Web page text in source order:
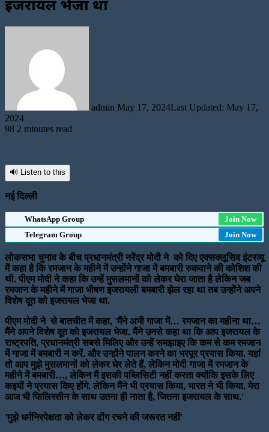
इजरायल भेजा था
admin May 17, 2024Last Updated: May 17,
2024
98 2 minutes read
🔊 Listen to this
नई दिल्ली
WhatsApp Group
Join Now
Telegram Group
Join Now
लोकसभा चुनाव के बीच प्रधानमंत्री नरेंद्र मोदी ने को दिए एक्सक्लूसिव इंटरव्यू
में कहा है कि रमजान के महीने में उन्होंने गाजा में बमबारी रुकवाने की कोशिश की
थी. पीएम मोदी ने कहा कि उन्हें मुसलमानों को लेकर घेरा जाता है लेकिन जब
रमजान के महीने में गाजा भीषण इजरायली बमबारी झेल रहा था तब उन्होंने अपने
विशेष दूत को इजरायल भेजा था.
पीएम मोदी ने से बातचीत में कहा, 'मैंने अभी गाजा में… रमजान का महीना था…
मैंने अपने विशेष दूत को इजरायल भेजा. मैंने उनसे कहा था कि आप इजरायल के
राष्ट्रपति, प्रधानमंत्री सबसे मिलिए और उन्हें समझाइए कि कम से कम रमजान
में गाजा में बमबारी न करें. और उन्होंने पालन करने का भरपूर प्रयास किया. यहां
तो आप मुझे मुसलमानों को लेकर घेर लेते हैं, लेकिन मोदी गाजा में रमजान के
महीने में बमबारी…, लेकिन मैं इसकी पब्लिसिटी नहीं करता क्योंकि इसके लिए
कइयों ने प्रयास किए होंगे. लेकिन मैंने भी प्रयास किया, भारत ने भी किया. मेरा
आज भी फिलिस्तीन के साथ उतना ही नाता है, जितना इजरायल के साथ.'
'मुझे धर्मनिरपेक्षता को लेकर ढोंग रचने की जरूरत नहीं'